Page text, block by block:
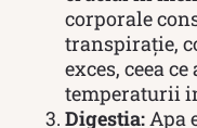
corporale
transpirație,
exces, ceea
temperaturii
Digestia: Apa